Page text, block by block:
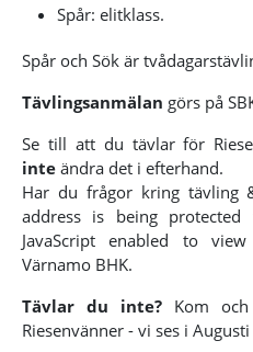
Spår: elitklass.
Spår och Sök är
Tävlingsanmälan görs på
Se till att du tävlar för
inte ändra det i efterhand.
Har du frågor kring tävling
address is being
JavaScript enabled to
Värnamo BHK.
Tävlar du inte?Kom och
Riesenvänner - vi ses i Augusti